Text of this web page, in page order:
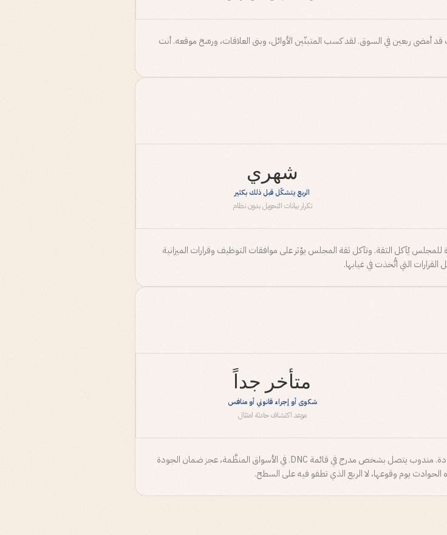
أمضى ربعين في السوق. لقد كسب المتبنّين الأوائل، وبنى العلاقات، ورسّخ موقعه. أنت
شهري
الربع يتشكّل قبل ذلك بكثير
تكرار بيانات التحويل بدون نظام
يُآكل الثقة. وتآكل ثقة المجلس يؤثر على موافقات التوظيف وقرارات الميزانية
التي اتُّخذت في غيابها.
متأخر جداً
شكوى أو إجراء قانوني أو منافس
موعد اكتشاف حادثة امتثال
مندوب يُقدّم ادعاء تسعير غير مصرّح به. مندوب يعد بميزة غير موجودة. مندوب يتصل بشخص مدرج في قائمة DNC. في الأسواق المنظَّمة، عجز ضمان الجودة
يوم وقوعها، لا الربع الذي تطفو فيه على السطح.